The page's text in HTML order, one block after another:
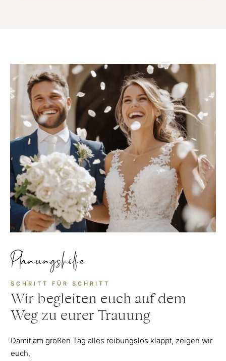
Planungshilfe
SCHRITT FÜR SCHRITT
Wir begleiten euch auf dem
Weg zu eurer Trauung
Damit am großen Tag alles reibungslos klappt, zeigen wir
euch,